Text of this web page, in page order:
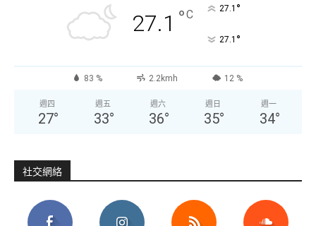
27.1 °C 27.1 °
27.1 °
83 % 2.2kmh 12 %
週四
27°
週五
33°
週六
36°
週日
35°
週一
34°
社交網絡